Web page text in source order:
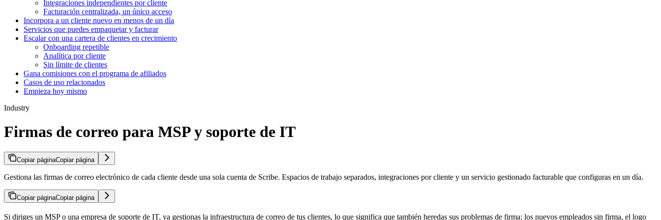
Integraciones independientes por cliente
Facturación centralizada, un único acceso
Incorpora a un cliente nuevo en menos de un día
Servicios que puedes empaquetar y facturar
Escalar con una cartera de clientes en crecimiento
Onboarding repetible
Analítica por cliente
Sin límite de clientes
Gana comisiones con el programa de afiliados
Casos de uso relacionados
Empieza hoy mismo
Industry
Firmas de correo para MSP y soporte de IT
Copiar páginaCopiar página
Gestiona las firmas de correo electrónico de cada cliente desde una sola cuenta de Scribe. Espacios de trabajo separados, integraciones por cliente y un servicio gestionado facturable que configuras en un día.
Copiar páginaCopiar página
Si diriges un MSP o una empresa de soporte de IT, ya gestionas la infraestructura de correo de tus clientes, lo que significa que también heredas sus problemas de firma: los nuevos empleados sin firma, el logo